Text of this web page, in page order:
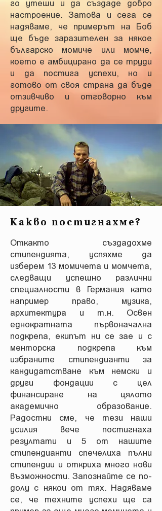
го утеши и да създаде добро
настроение. Затова и сега се
надяваме, че примерът на Боб
ще бъде заразителен за някое
българско момиче или момче,
което е амбицирано да се труди
и да постига успехи, но и
готово от своя страна да бъде
отзивчиво и отговорно към
другите.
Какво постигнахме?
Откакто създадохме
стипендията, успяхме да
изберем 13 момичета и момчета,
следващи успешно различни
специалности в Германия като
например право, музика,
архитектура и т.н. Освен
еднократната първоначална
подкрепа, екипът ни се зае и с
менторска подкрепа към
избраните стипендианти за
кандидатстване към немски и
други фондации с цел
финансиране на цялото
академично образование.
Радостни сме, че тези наши
усилия вече постигнаха
резултати и 5 от нашите
стипендианти спечелиха пълни
стипендии и откриха много нови
възможности. Запознайте се по-
долу с някои от тях. Надяваме
се, че техните успехи ще са